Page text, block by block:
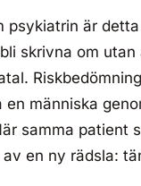
psykiatrin är
skrivna om
en människa
samma patient
en ny rädsla: